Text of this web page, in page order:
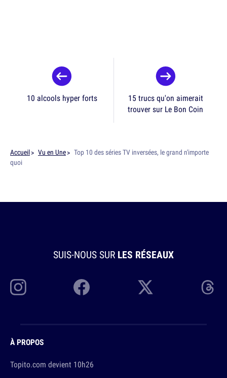
10 alcools hyper forts
15 trucs qu'on aimerait
trouver sur Le Bon Coin
Accueil Vu en Une
Top 10 des séries TV inversées, le grand n'importe
quoi
SUIS-NOUS SUR LES RÉSEAUX
À PROPOS
Topito.com devient 10h26